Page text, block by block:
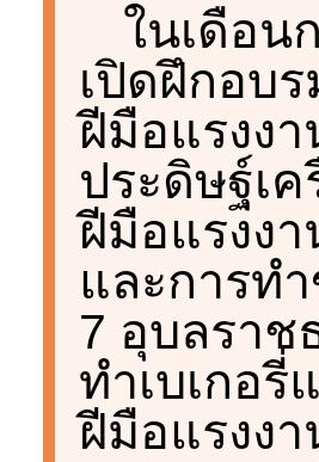
ในเดือน
เปิดฝึกอบ
ฝีมือแรงง
ประดิษฐ์เ
ฝีมือแรงง
และการท
7 อุบลราช
ทำเบเกอ
ฝีมือแรงง